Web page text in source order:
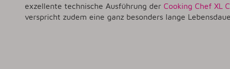
exzellente technische Ausführung der Cooking Chef XL
verspricht zudem eine ganz besonders lange